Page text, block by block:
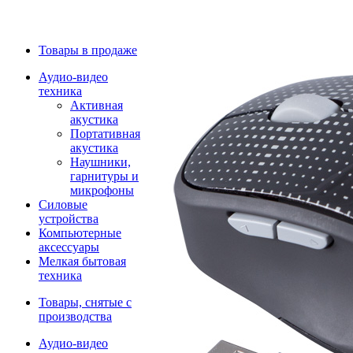
Товары в продаже
Аудио-видео
техника
Активная
акустика
Портативная
акустика
Наушники,
гарнитуры и
микрофоны
Силовые
устройства
Компьютерные
аксессуары
Мелкая бытовая
техника
Товары, снятые с
производства
Аудио-видео